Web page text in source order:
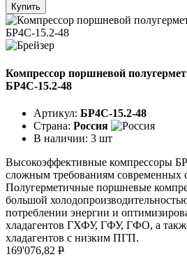
Купить
Компрессор поршневой
БР4С-15.2-48
Артикул: БР4С-15.2-48
Страна: Россия
В наличии: 3 шт
Высокоэффективные компрессоры
сложным требованиям современных
Полугерметичные поршневые
большой
потреблении энергии и
хладагентов ГХФУ, ГФУ, ГФО, а
хладагентов с низким ПГП.
169'076,82 P